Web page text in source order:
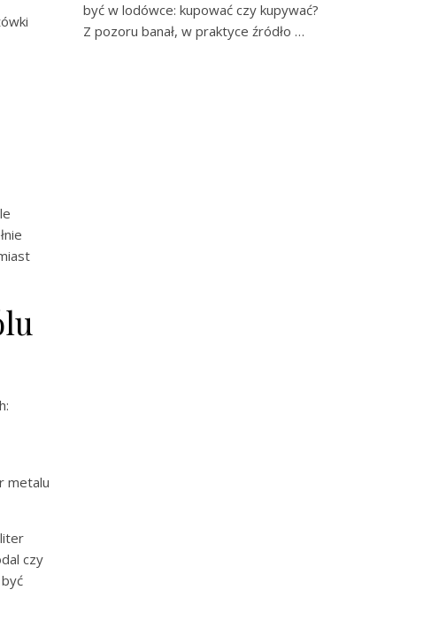
metalu
czy
być w lodówce: kupować czy kupywać?
Z pozoru banał, w praktyce źródło …